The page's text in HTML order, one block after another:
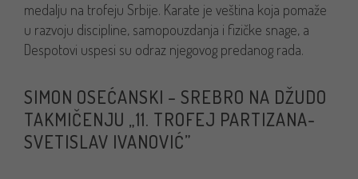
medalju na trofeju Srbije. Karate je veština koja pomaže
u razvoju discipline, samopouzdanja i fizičke snage, a
Despotovi uspesi su odraz njegovog predanog rada.
SIMON OSEĆANSKI – SREBRO NA DŽUDO
TAKMIČENJU „11. TROFEJ PARTIZANA-
SVETISLAV IVANOVIĆ”